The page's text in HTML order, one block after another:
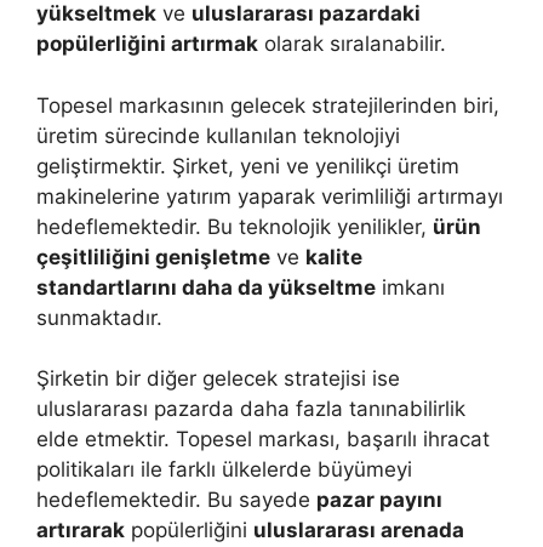
yükseltmek ve uluslararası pazardaki
popülerliğini artırmak olarak sıralanabilir.
Topesel markasının gelecek stratejilerinden biri,
üretim sürecinde kullanılan teknolojiyi
geliştirmektir. Şirket, yeni ve yenilikçi üretim
makinelerine yatırım yaparak verimliliği artırmayı
hedeflemektedir. Bu teknolojik yenilikler, ürün
çeşitliliğini genişletme ve kalite
standartlarını daha da yükseltme imkanı
sunmaktadır.
Şirketin bir diğer gelecek stratejisi ise
uluslararası pazarda daha fazla tanınabilirlik
elde etmektir. Topesel markası, başarılı ihracat
politikaları ile farklı ülkelerde büyümeyi
hedeflemektedir. Bu sayede pazar payını
artırarak popülerliğini uluslararası arenada